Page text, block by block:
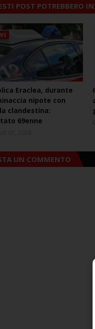
POST POTREBBERO
Eraclea, durante
nipote con
clandestina:
69enne
UN COMMENTO